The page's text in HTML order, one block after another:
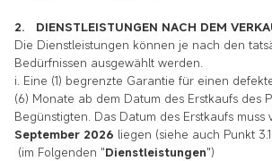
2. DIENSTLEISTUNGEN NACH DEM
Die Dienstleistungen können je nach den
Bedürfnissen ausgewählt werden.
i. Eine (1) begrenzte Garantie für einen
(6) Monate ab dem Datum des Erstkaufs des
Begünstigten. Das Datum des Erstkaufs muss
September 2026 liegen (siehe auch Punkt
(im Folgenden "Dienstleistungen")